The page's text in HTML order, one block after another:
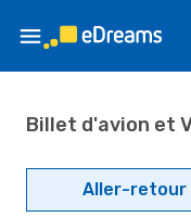
Billet d'avion et
Aller-retour